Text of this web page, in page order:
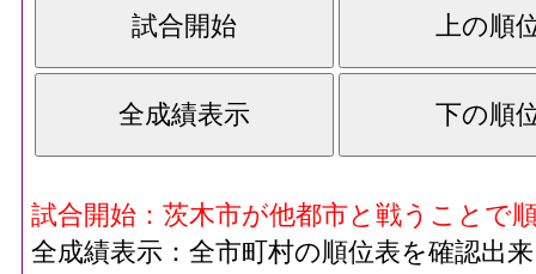
試合開始：茨木市が他都市と戦うことで
全成績表示：全市町村の順位表を確認出